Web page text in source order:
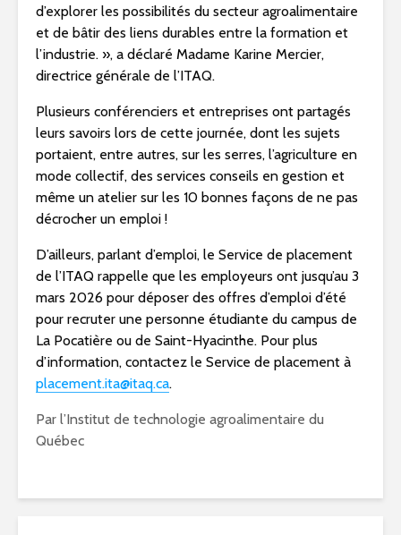
d’explorer les possibilités du secteur agroalimentaire
et de bâtir des liens durables entre la formation et
l’industrie. », a déclaré Madame Karine Mercier,
directrice générale de l’ITAQ.
Plusieurs conférenciers et entreprises ont partagés
leurs savoirs lors de cette journée, dont les sujets
portaient, entre autres, sur les serres, l’agriculture en
mode collectif, des services conseils en gestion et
même un atelier sur les 10 bonnes façons de ne pas
décrocher un emploi !
D’ailleurs, parlant d’emploi, le Service de placement
de l’ITAQ rappelle que les employeurs ont jusqu’au 3
mars 2026 pour déposer des offres d’emploi d’été
pour recruter une personne étudiante du campus de
La Pocatière ou de Saint-Hyacinthe. Pour plus
d’information, contactez le Service de placement à
placement.ita@itaq.ca.
Par l’Institut de technologie agroalimentaire du
Québec